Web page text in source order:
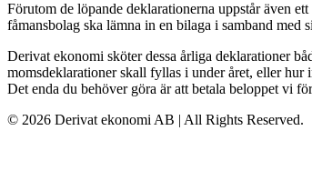
Förutom de löpande deklarationerna uppstår även
fåmansbolag ska lämna in en bilaga i samband
Derivat ekonomi sköter dessa årliga deklarationer
momsdeklarationer skall fyllas i under året, eller
Det enda du behöver göra är att betala beloppet vi
© 2026 Derivat ekonomi AB | All Rights Reserved.